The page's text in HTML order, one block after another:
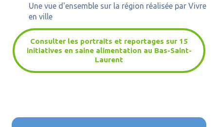
Une vue d'ensemble sur la région réalisée par Vivre
en ville
Consulter les portraits et reportages sur 15
initiatives en saine alimentation au Bas-Saint-
Laurent